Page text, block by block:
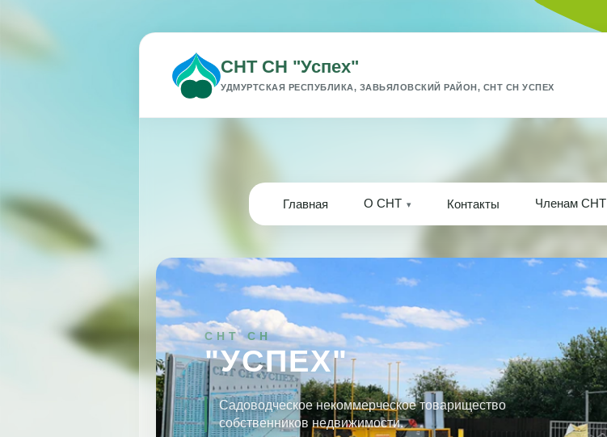
СНТ СН "Успех"
УДМУРТСКАЯ РЕСПУБЛИКА, ЗАВЬЯЛОВСКИЙ РАЙОН, СНТ СН УСПЕХ
Главная О СНТ Контакты Членам СНТ
СНТ СН
"УСПЕХ"
Садоводческое некоммерческое товарищество
собственников недвижимости.